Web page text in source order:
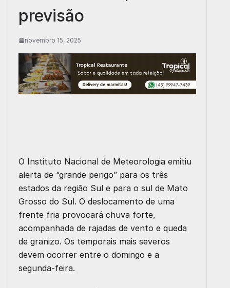
previsão
novembro 15, 2025
O Instituto Nacional de Meteorologia emitiu
alerta de “grande perigo” para os três
estados da região Sul e para o sul de Mato
Grosso do Sul. O deslocamento de uma
frente fria provocará chuva forte,
acompanhada de rajadas de vento e queda
de granizo. Os temporais mais severos
devem ocorrer entre o domingo e a
segunda-feira.